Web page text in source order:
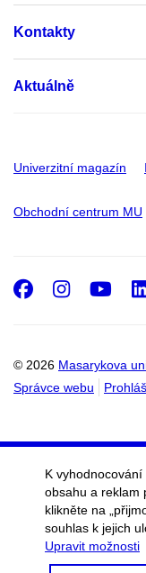
Kontakty
Aktuálně
Univerzitní magazín
Obchodní centrum MU
© 2026 Masarykova
Správce webu
Facebook
K
obsahu a reklam
klikněte na
souhlas k jejich
Upravit možnosti